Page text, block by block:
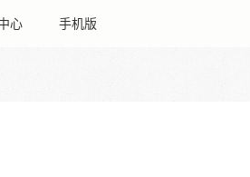
心 手机版